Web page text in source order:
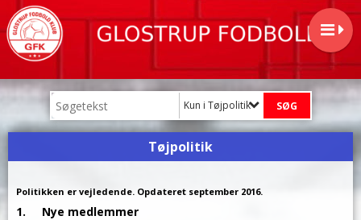
Kun i Tøjpolitik
Tøjpolitik
Politikken er vejledende. Opdateret september 2016.
1. Nye medlemmer